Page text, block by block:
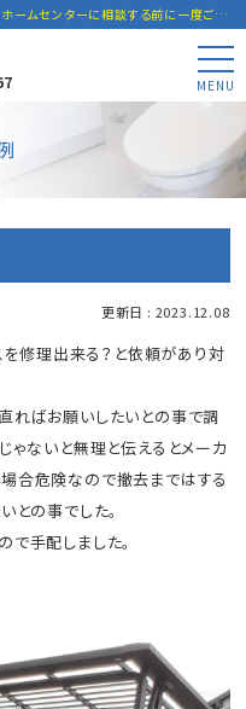
お家の小さなトラブル便利屋やくわにお任下さい。ホームセンターに相談する前に一度ご連絡下さい。
MENU
更新日 : 2023.12.08
修理出来る？と依頼があり対
ればお願いしたいとの事で調
ゃないと無理と伝えるとメーカ
合危険なので撤去まではする
との事でした。
手配しました。